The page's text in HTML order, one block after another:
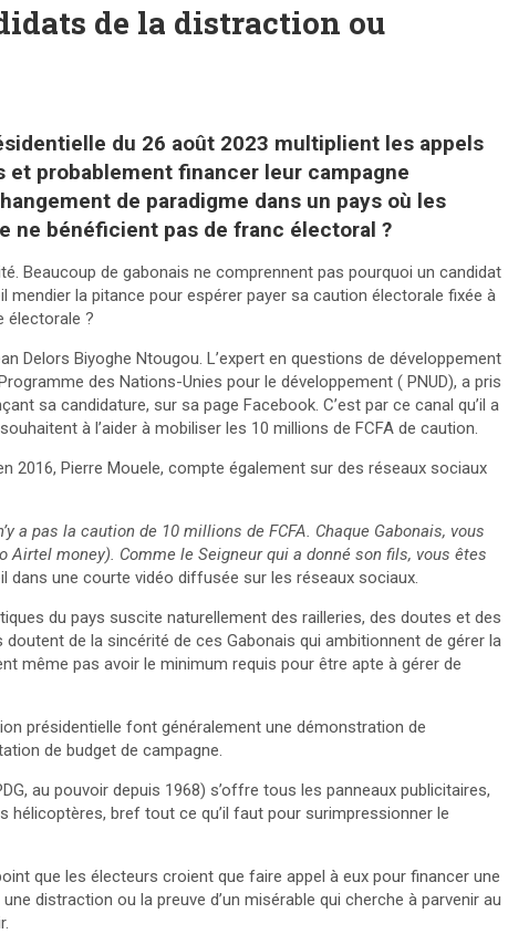
de la distraction ou
du 26 août 2023 multiplient les appels
et probablement financer leur campagne
de paradigme dans un pays où les
ne bénéficient pas de franc électoral ?
Beaucoup de gabonais ne comprennent pas pourquoi un candidat
la pitance pour espérer payer sa caution électorale fixée à
électorale ?
Delors Biyoghe Ntougou. L’expert en questions de développement
des Nations-Unies pour le développement ( PNUD), a pris
sa candidature, sur sa page Facebook. C’est par ce canal qu’il a
à l’aider à mobiliser les 10 millions de FCFA de caution.
2016, Pierre Mouele, compte également sur des réseaux sociaux
a pas la caution de 10 millions de FCFA. Chaque Gabonais, vous
Airtel money). Comme le Seigneur qui a donné son fils, vous êtes
dans une courte vidéo diffusée sur les réseaux sociaux.
du pays suscite naturellement des railleries, des doutes et des
de la sincérité de ces Gabonais qui ambitionnent de gérer la
même pas avoir le minimum requis pour être apte à gérer de
présidentielle font généralement une démonstration de
de budget de campagne.
au pouvoir depuis 1968) s’offre tous les panneaux publicitaires,
hélicoptères, bref tout ce qu’il faut pour surimpressionner le
que les électeurs croient que faire appel à eux pour financer une
distraction ou la preuve d’un misérable qui cherche à parvenir au